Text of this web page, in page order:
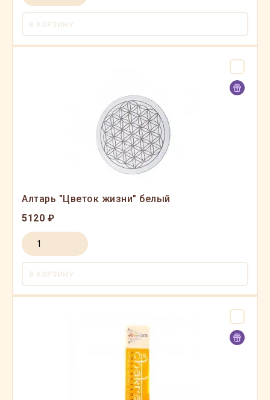
В КОРЗИНУ
Алтарь "Цветок жизни" белый
5120 ₽
В КОРЗИНУ